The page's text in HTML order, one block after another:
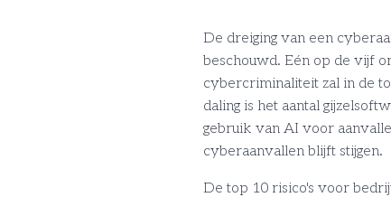
De dreiging van een
beschouwd. Eén op de vijf
cybercriminaliteit zal in de
daling is het aantal
gebruik van AI voor
cyberaanvallen blijft stijgen.
De top 10 risico's voor